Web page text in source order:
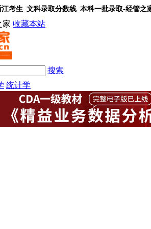
考生_文科录取分数线_本科一批录取-经管之
家 收藏本站
搜索
统计学